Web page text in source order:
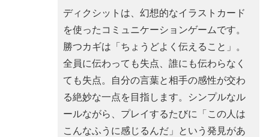
ディクシットは、幻想的なイラストカード
を使ったコミュニケーションゲームです。
勝つカギは「ちょうどよく伝えること」。
全員に伝わっても失点、誰にも伝わらなく
ても失点。自分の言葉と相手の感性が交わ
る絶妙な一点を目指します。シンプルなル
ールながら、プレイするたびに「この人は
こんなふうに感じるんだ」という発見があ